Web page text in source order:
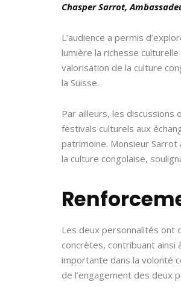
Chasper Sarrot,
L’audience a permis
lumière la richesse
valorisation de la culture
la Suisse.
Par ailleurs, les
festivals culturels aux
patrimoine. Monsieur
la culture congolaise,
Les deux personnalités ont
concrètes, contribuant
importante dans la volonté
de l’engagement des deux